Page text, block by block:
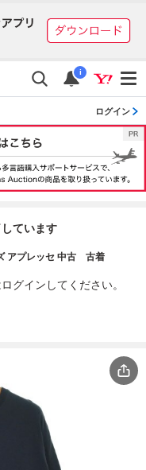
i
ログイン
ています
アプレッセ 中古 古着
グインしてください。